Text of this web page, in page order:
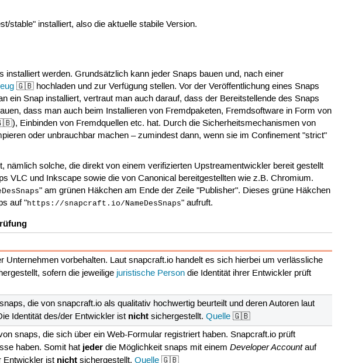
stable" installiert, also die aktuelle stabile Version.
werden. Grundsätzlich kann jeder Snaps bauen und, nach einer
🇬🇧 hochladen und zur Verfügung stellen. Vor der Veröffentlichung eines Snaps
ein Snap installiert, vertraut man auch darauf, dass der Bereitstellende des Snaps
dass man auch beim Installieren von Fremdpaketen, Fremdsoftware in Form von
Einbinden von Fremdquellen etc. hat. Durch die Sicherheitsmechanismen von
oder unbrauchbar machen – zumindest dann, wenn sie im Confinement "strict"
solche, die direkt von einem verifizierten Upstreamentwickler bereit gestellt
VLC und Inkscape sowie die von Canonical bereitgestellten wie z.B. Chromium.
" am grünen Häkchen am Ende der Zeile "Publisher". Dieses grüne Häkchen
auf "https://snapcraft.io/NameDesSnaps" aufruft.
Unternehmen vorbehalten. Laut snapcraft.io handelt es sich hierbei um verlässliche
sofern die jeweilige juristische Person die Identität ihrer Entwickler prüft
die von snapcraft.io als qualitativ hochwertig beurteilt und deren Autoren laut
Identität des/der Entwickler ist nicht sichergestellt.Quelle 🇬🇧
snaps, die sich über ein Web-Formular registriert haben. Snapcraft.io prüft
haben. Somit hat jeder die Möglichkeit snaps mit einemDeveloper Accountauf
Entwickler ist nicht sichergestellt.Quelle 🇬🇧